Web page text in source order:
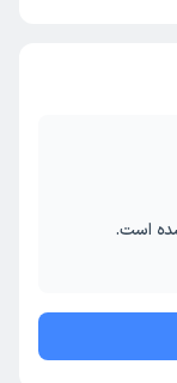
است.